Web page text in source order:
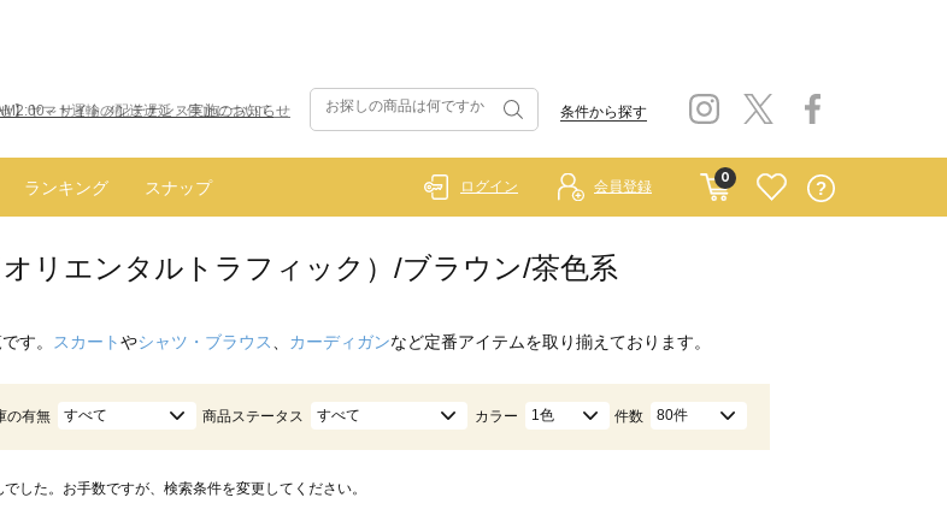
～サイトメンテナンス実施のお知らせ 条件から探す
ランキング スナップ
0
ログイン 会員登録
リエンタルトラフィック）/ブラウン/茶色系
す。 スカートやシャツ・ブラウス カーディガンなど定番アイテムを取り揃えております。
の有無 すべて 商品ステータス すべて カラー 1色 件数 80件
した。お手数ですが、検索条件を変更してください。